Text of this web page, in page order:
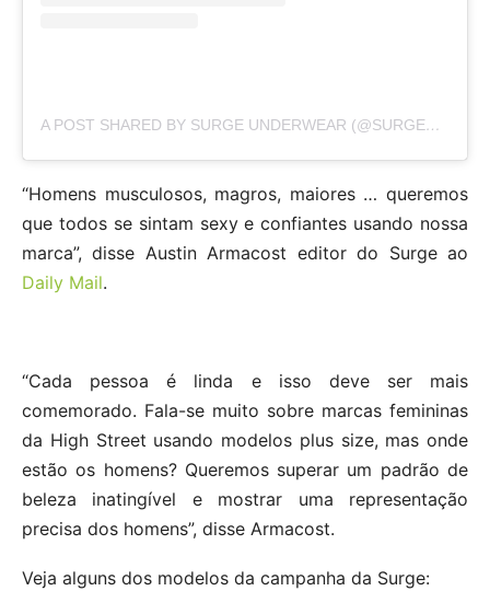
A POST SHARED BY SURGE UNDERWEAR (@SURGEUNDERWEAR)
“Homens musculosos, magros, maiores … queremos
que todos se sintam sexy e confiantes usando nossa
marca”, disse Austin Armacost editor do Surge ao
Daily Mail.
“Cada pessoa é linda e isso deve ser mais
comemorado. Fala-se muito sobre marcas femininas
da High Street usando modelos plus size, mas onde
estão os homens? Queremos superar um padrão de
beleza inatingível e mostrar uma representação
precisa dos homens”, disse Armacost.
Veja alguns dos modelos da campanha da Surge: